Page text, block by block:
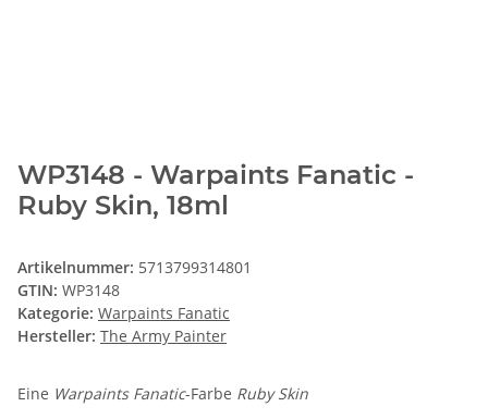
WP3148 - Warpaints Fanatic -
Ruby Skin, 18ml
Artikelnummer: 5713799314801
GTIN: WP3148
Kategorie: Warpaints Fanatic
Hersteller: The Army Painter
Eine Warpaints Fanatic-Farbe Ruby Skin